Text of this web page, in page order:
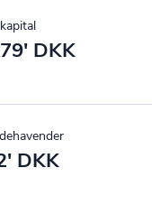
DKK
DKK